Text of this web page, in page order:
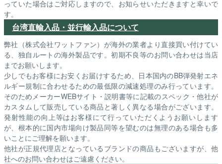
っていた場合はご対応しますので、お知らせいただきますと幸いで
す。
台湾直輸入品・並行輸入品について
弊社（株式会社ワットファン）が海外の業者より直接買い付けてい
る、独自ルートの海外製品です。初期不良等のお問い合わせは当店
までお願いします。
少しでもお客様にお安くお届けするため、日本国内のBB弾発射エネ
ルギー規制に合わせるための最低限の減速処理のみ行っています。
そのためメーカーWEBサイト・説明書等に記載のスペック・他社が
カスタムして販売している商品と著しく異なる場合がございます。
発射性能の向上等はお客様にて行っていただくようお願いします
が、根本的に国内市場向け製品同等を望むのは無理のある場合も多
いことにご理解を願います。
他社が正規代理店となっているブランドの商品もございますが、他
社へのお問い合わせはご遠慮ください。